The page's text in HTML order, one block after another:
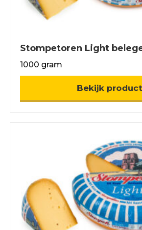
Stompetoren Light
1000 gram
Bekijk product